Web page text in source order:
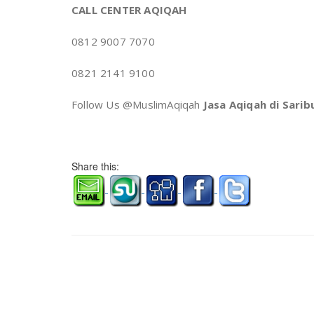
CALL CENTER AQIQAH
0812 9007 7070
0821 2141 9100
Follow Us @MuslimAqiqah Jasa Aqiqah di
Share this: